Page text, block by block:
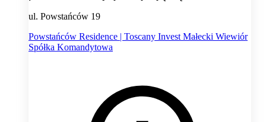
ul. Powstańców 19
Powstańców Residence | Toscany Invest Małecki Wiewiór
Spółka Komandytowa